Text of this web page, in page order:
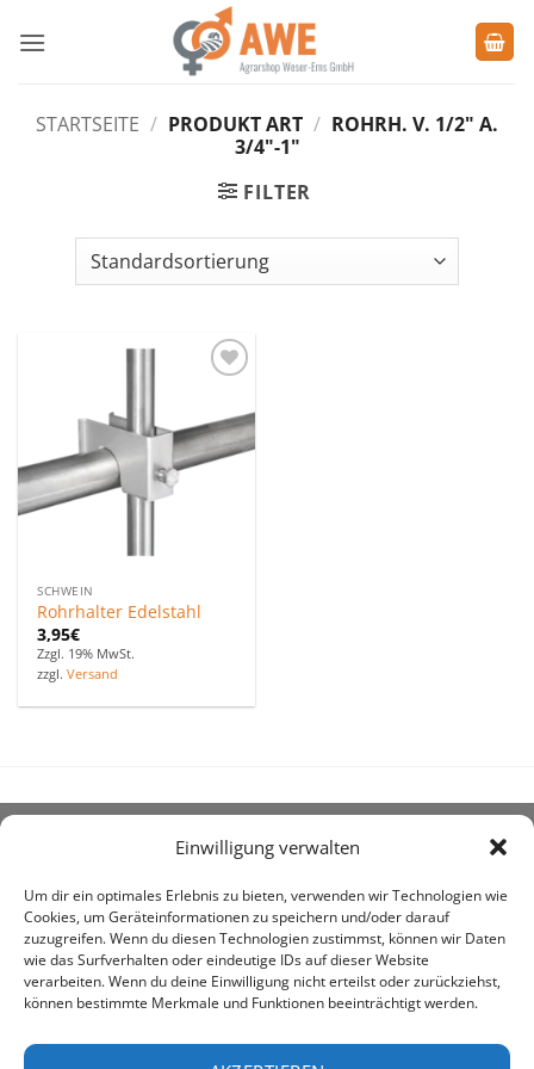
Einwilligung verwalten
Um dir ein optimales Erlebnis zu bieten, verwenden wir Technologien wie
Cookies, um Geräteinformationen zu speichern und/oder darauf
zuzugreifen. Wenn du diesen Technologien zustimmst, können wir Daten
wie das Surfverhalten oder eindeutige IDs auf dieser Website
verarbeiten. Wenn du deine Einwilligung nicht erteilst oder zurückziehst,
können bestimmte Merkmale und Funktionen beeinträchtigt werden.
Inhalt
STARTSEITE / PRODUKT ART / ROHRH. V. 1/2" A.
3/4"-1"
FILTER
hinzufügen
SCHWEIN
Rohrhalter Edelstahl
3,95€
Zzgl. 19% MwSt.
zzgl.Versand
um den Kauf landwirtschaftlicher Bedarfsartikel geht.